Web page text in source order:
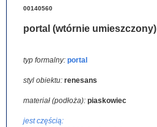
00140560
portal (wtórnie umieszczony)
typ formalny: portal
styl obiektu: renesans
materiał (podłoża): piaskowiec
jest częścią: